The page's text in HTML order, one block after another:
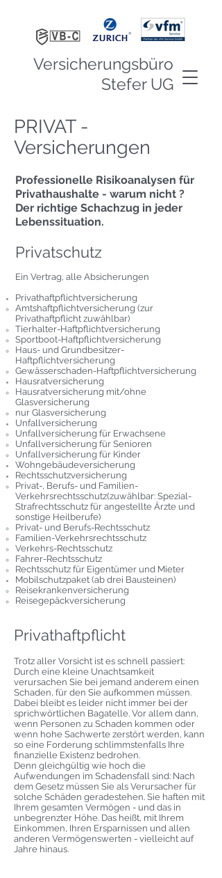
Versicherungsbüro
Stefer UG
PRIVAT -
Versicherungen
Professionelle Risikoanalysen für
Privathaushalte - warum nicht ?
Der richtige Schachzug in jeder
Lebenssituation.
Privatschutz
Ein Vertrag, alle Absicherungen
Privathaftpflichtversicherung
Amtshaftpflichtversicherung (zur
Privathaftpflicht zuwählbar)
Tierhalter-Haftpflichtversicherung
Sportboot-Haftpflichtversicherung
Haus- und Grundbesitzer-
Haftpflichtversicherung
Gewässerschaden-Haftpflichtversicherung
Hausratversicherung
Hausratversicherung mit/ohne
Glasversicherung
nur Glasversicherung
Unfallversicherung
Unfallversicherung für Erwachsene
Unfallversicherung für Senioren
Unfallversicherung für Kinder
Wohngebäudeversicherung
Rechtsschutzversicherung
Privat-, Berufs- und Familien-
Verkehrsrechtsschutz(zuwählbar: Spezial-
Strafrechtsschutz für angestellte Ärzte und
sonstige Heilberufe)
Privat- und Berufs-Rechtsschutz
Familien-Verkehrsrechtsschutz
Verkehrs-Rechtsschutz
Fahrer-Rechtsschutz
Rechtsschutz für Eigentümer und Mieter
Mobilschutzpaket (ab drei Bausteinen)
Reisekrankenversicherung
Reisegepäckversicherung
Privathaftpflicht
Trotz aller Vorsicht ist es schnell passiert:
Durch eine kleine Unachtsamkeit
verursachen Sie bei jemand anderem einen
Schaden, für den Sie aufkommen müssen.
Dabei bleibt es leider nicht immer bei der
sprichwörtlichen Bagatelle. Vor allem dann,
wenn Personen zu Schaden kommen oder
wenn hohe Sachwerte zerstört werden, kann
so eine Forderung schlimmstenfalls Ihre
finanzielle Existenz bedrohen.
Denn gleichgültig wie hoch die
Aufwendungen im Schadensfall sind: Nach
dem Gesetz müssen Sie als Verursacher für
solche Schäden geradestehen. Sie haften mit
Ihrem gesamten Vermögen - und das in
unbegrenzter Höhe. Das heißt, mit Ihrem
Einkommen, Ihren Ersparnissen und allen
anderen Vermögenswerten - vielleicht auf
Jahre hinaus.